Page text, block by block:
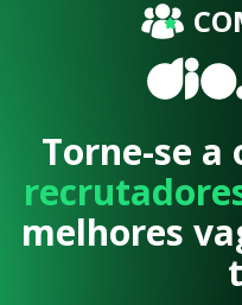
Torne-se a
melhores